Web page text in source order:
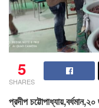
5
SHARES
প্রদীপ